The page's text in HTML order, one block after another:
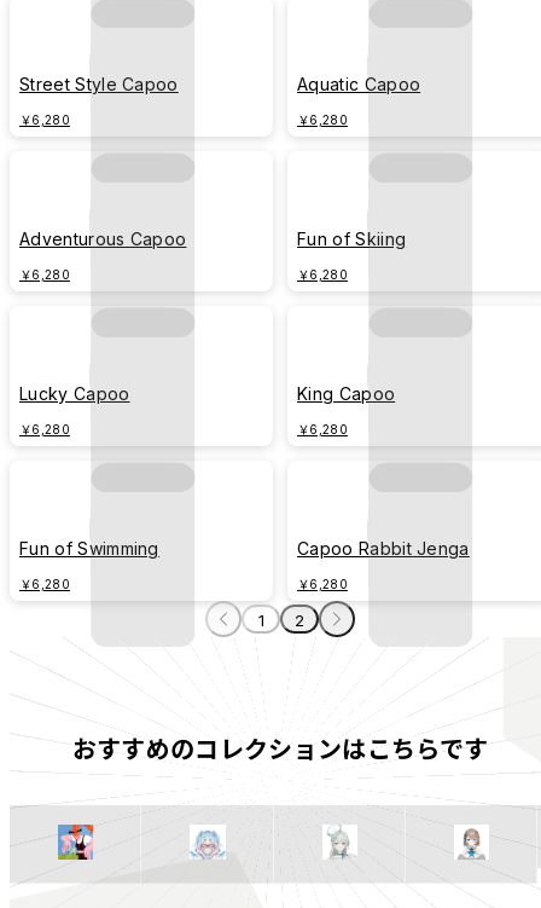
Street Style Capoo
￥6,280
Aquatic Capoo
￥6,280
Adventurous Capoo
￥6,280
Fun of Skiing
￥6,280
Lucky Capoo
￥6,280
King Capoo
￥6,280
Fun of Swimming
￥6,280
Capoo Rabbit Jenga
￥6,280
1 2
おすすめのコレクションはこちらです